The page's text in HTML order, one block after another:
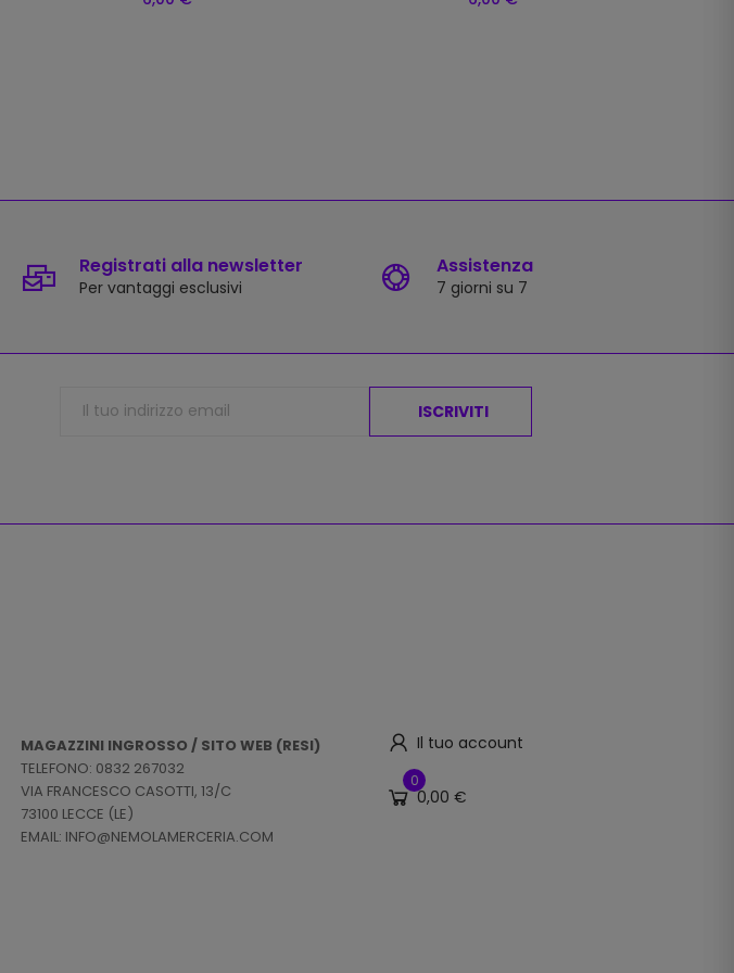
Registrati alla newsletter
Per vantaggi esclusivi
Assistenza
7 giorni su 7
ISCRIVITI
MAGAZZINI INGROSSO / SITO WEB (RESI)
TELEFONO: 0832 267032
VIA FRANCESCO CASOTTI, 13/C
73100 LECCE (LE)
EMAIL: INFO@NEMOLAMERCERIA.COM
Il tuo account
0
0,00 €